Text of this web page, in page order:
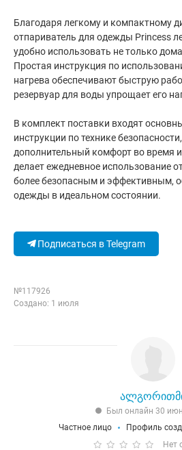
Благодаря легкому и компактному
отпариватель для одежды Princess
удобно использовать не только
Простая инструкция по
нагрева обеспечивают быструю
резервуар для воды упрощает его
В комплект поставки входят
инструкции по технике
дополнительный комфорт во время
делает ежедневное использование
более безопасным и эффективным,
одежды в идеальном состоянии.
Подписаться в Telegram
№117926
Создано: 1 июля
Был онлайн 30
Частное лицо
Профиль
Нет